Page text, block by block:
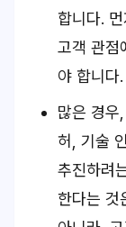
합니다.
고객 관점
야 합니다.
많은 경우
허, 기술
추진하려
한다는 것